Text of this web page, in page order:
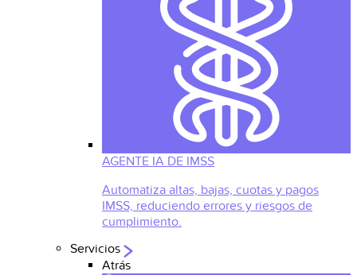
AGENTE IA DE IMSS
Automatiza altas, bajas, cuotas y pagos
IMSS, reduciendo errores y riesgos de
cumplimiento.
Servicios
Atrás